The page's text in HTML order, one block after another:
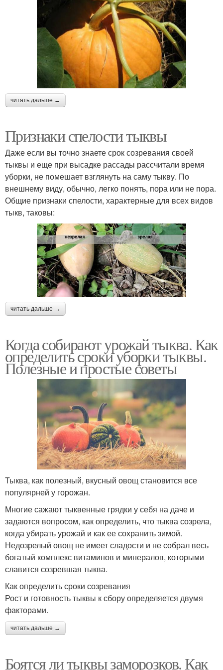
читать дальше →
Признаки спелости тыквы
Даже если вы точно знаете срок созревания своей
тыквы и еще при высадке рассады рассчитали время
уборки, не помешает взглянуть на саму тыкву. По
внешнему виду, обычно, легко понять, пора или не пора.
Общие признаки спелости, характерные для всех видов
тыкв, таковы:
читать дальше →
Когда собирают урожай тыква. Как
определить сроки уборки тыквы.
Полезные и простые советы
Тыква, как полезный, вкусный овощ становится все
популярней у горожан.
Многие сажают тыквенные грядки у себя на даче и
задаются вопросом, как определить, что тыква созрела,
когда убирать урожай и как ее сохранить зимой.
Недозрелый овощ не имеет сладости и не собрал весь
богатый комплекс витаминов и минералов, которыми
славится созревшая тыква.
Как определить сроки созревания
Рост и готовность тыквы к сбору определяется двумя
факторами.
читать дальше →
Боятся ли тыквы заморозков. Как